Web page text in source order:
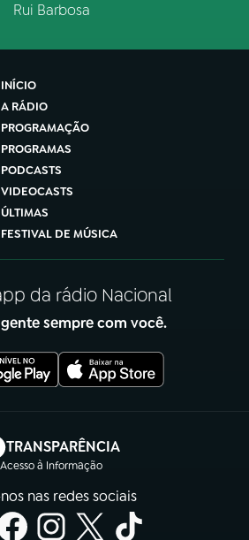
Rui Barbosa
INÍCIO
A RÁDIO
PROGRAMAÇÃO
PROGRAMAS
PODCASTS
VIDEOCASTS
ÚLTIMAS
FESTIVAL DE MÚSICA
da rádio Nacional
sempre com você.
TRANSPARÊNCIA
Acesso à Informação
(abre em nova aba)
nas redes sociais